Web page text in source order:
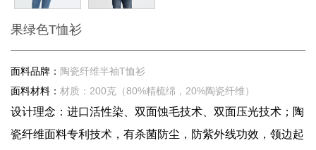
果绿色T恤衫
面料品牌： 陶瓷纤维半袖T恤衫
面料材料： 材质：200克（80%精梳绵，20%陶瓷纤维）
设计理念：进口活性染、双面蚀毛技术、双面压光技术；陶
瓷纤维面料专利技术，有杀菌防尘，防紫外线功效，领边起